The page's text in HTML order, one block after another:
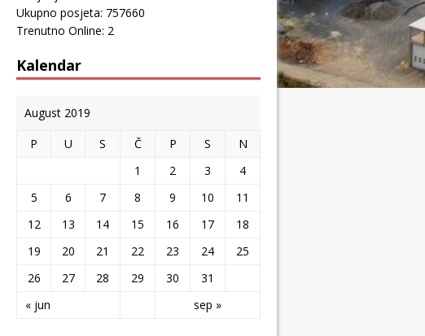
Ukupno posjeta: 757660
Trenutno Online: 2
Kalendar
August 2019
P
U S Č P S N
« jun sep »
1 2 3
4
5
6 7 8 9 10
11
12
13 14 15 16 17
18
19
20 21 22 23 24
25
26
27 28 29 30 31